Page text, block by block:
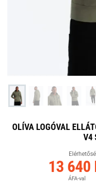
OLÍVA LOGÓVAL
V4
13 640
ÁFA-val